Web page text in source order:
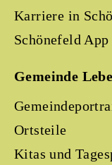
Karriere in
Schönefeld App
Gemeinde
Ortsteile
Kitas und